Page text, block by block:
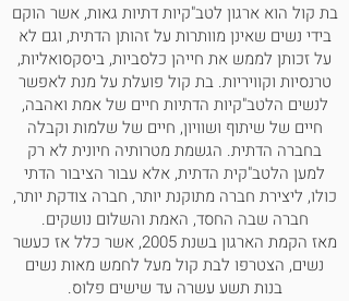
בת קול הוא ארגון לטב"קיות דתיות גאות, אשר הוקם
בידי נשים שאינן מוותרות על זהותן הדתית, וגם לא
על זכותן לממש את חייהן כלסביות, ביסקסואליות,
טרנסיות וקוויריות. בת קול פועלת על מנת לאפשר
לנשים הלטב"קיות הדתיות חיים של אמת ואהבה,
חיים של שיתוף ושוויון, חיים של שלמות וקבלה
בחברה הדתית. הגשמת מטרותיה חיונית לא רק
למען הלטב"קית הדתית, אלא עבור הציבור הדתי
כולו, ליצירת חברה מתוקנת יותר, חברה צודקת יותר,
חברה שבה החסד, האמת והשלום נושקים.
מאז הקמת הארגון בשנת 2005, אשר כלל אז כעשר
נשים, הצטרפו לבת קול מעל לחמש מאות נשים
בנות תשע עשרה עד שישים פלוס.